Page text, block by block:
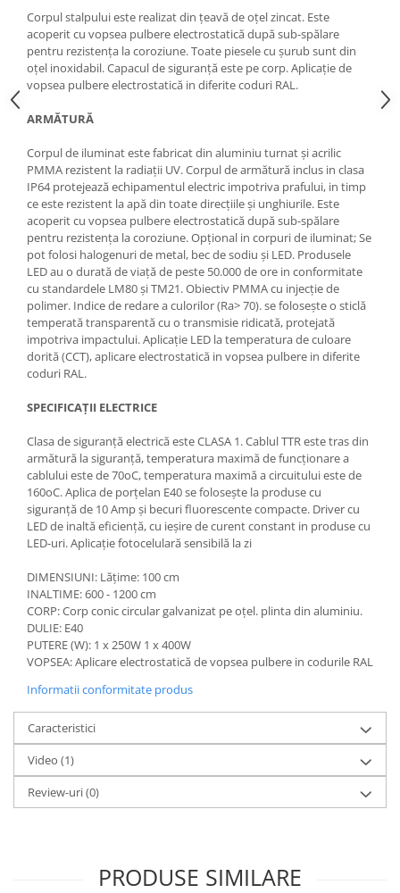
Corpul stalpului este realizat din țeavă de oțel zincat. Este
acoperit cu vopsea pulbere electrostatică după sub-spălare
pentru rezistența la coroziune. Toate piesele cu șurub sunt din
oțel inoxidabil. Capacul de siguranță este pe corp. Aplicație de
vopsea pulbere electrostatică in diferite coduri RAL.
ARMĂTURĂ
Corpul de iluminat este fabricat din aluminiu turnat și acrilic
PMMA rezistent la radiații UV. Corpul de armătură inclus in clasa
IP64 protejează echipamentul electric impotriva prafului, in timp
ce este rezistent la apă din toate direcțiile și unghiurile. Este
acoperit cu vopsea pulbere electrostatică după sub-spălare
pentru rezistența la coroziune. Opțional in corpuri de iluminat; Se
pot folosi halogenuri de metal, bec de sodiu și LED. Produsele
LED au o durată de viață de peste 50.000 de ore in conformitate
cu standardele LM80 și TM21. Obiectiv PMMA cu injecție de
polimer. Indice de redare a culorilor (Ra> 70). se folosește o sticlă
temperată transparentă cu o transmisie ridicată, protejată
impotriva impactului. Aplicație LED la temperatura de culoare
dorită (CCT), aplicare electrostatică in vopsea pulbere in diferite
coduri RAL.
SPECIFICAȚII ELECTRICE
Clasa de siguranță electrică este CLASA 1. Cablul TTR este tras din
armătură la siguranță, temperatura maximă de funcționare a
cablului este de 70oC, temperatura maximă a circuitului este de
160oC. Aplica de porțelan E40 se folosește la produse cu
siguranță de 10 Amp și becuri fluorescente compacte. Driver cu
LED de inaltă eficiență, cu ieșire de curent constant in produse cu
LED-uri. Aplicație fotocelulară sensibilă la zi
DIMENSIUNI: Lățime: 100 cm
INALTIME: 600 - 1200 cm
CORP: Corp conic circular galvanizat pe oțel. plinta din aluminiu.
DULIE: E40
PUTERE (W): 1 x 250W 1 x 400W
VOPSEA: Aplicare electrostatică de vopsea pulbere in codurile RAL
Informatii conformitate produs
Caracteristici
Video (1)
Review-uri(0)
PRODUSE SIMILARE